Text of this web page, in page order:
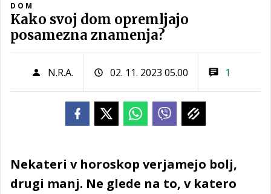
DOM
Kako svoj dom opremljajo
posamezna znamenja?
N.R.A. 02. 11. 2023 05.00 1
Nekateri v horoskop verjamejo bolj,
drugi manj. Ne glede na to, v katero